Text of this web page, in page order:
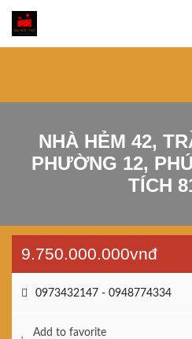
NHÀ HẺM 42,
PHƯỜNG 12,
TÍCH
9.750.000.000vnđ
0973432147 - 0948774334
Add to favorite